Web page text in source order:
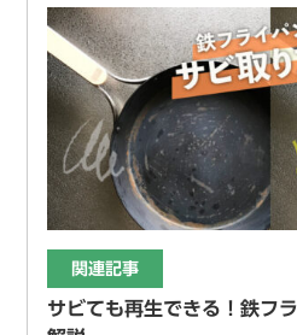
関連記事
サビても再生できる！鉄フ